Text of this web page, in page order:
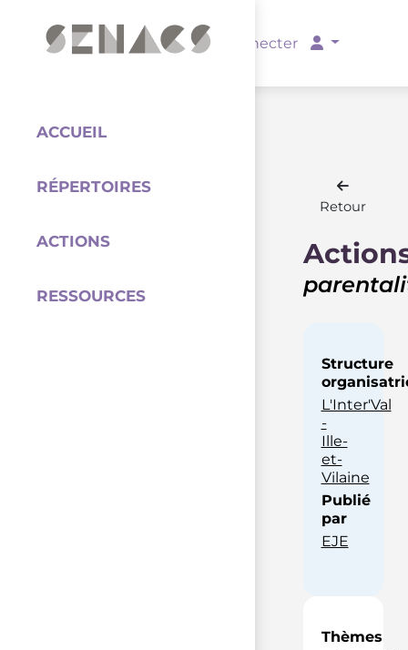
Se connecter
ACCUEIL
RÉPERTOIRES
ACTIONS
RESSOURCES
Retour
Structure
L'Inter'Val
-
Ille-
et-
Vilaine
Publié
par
EJE
Thèmes